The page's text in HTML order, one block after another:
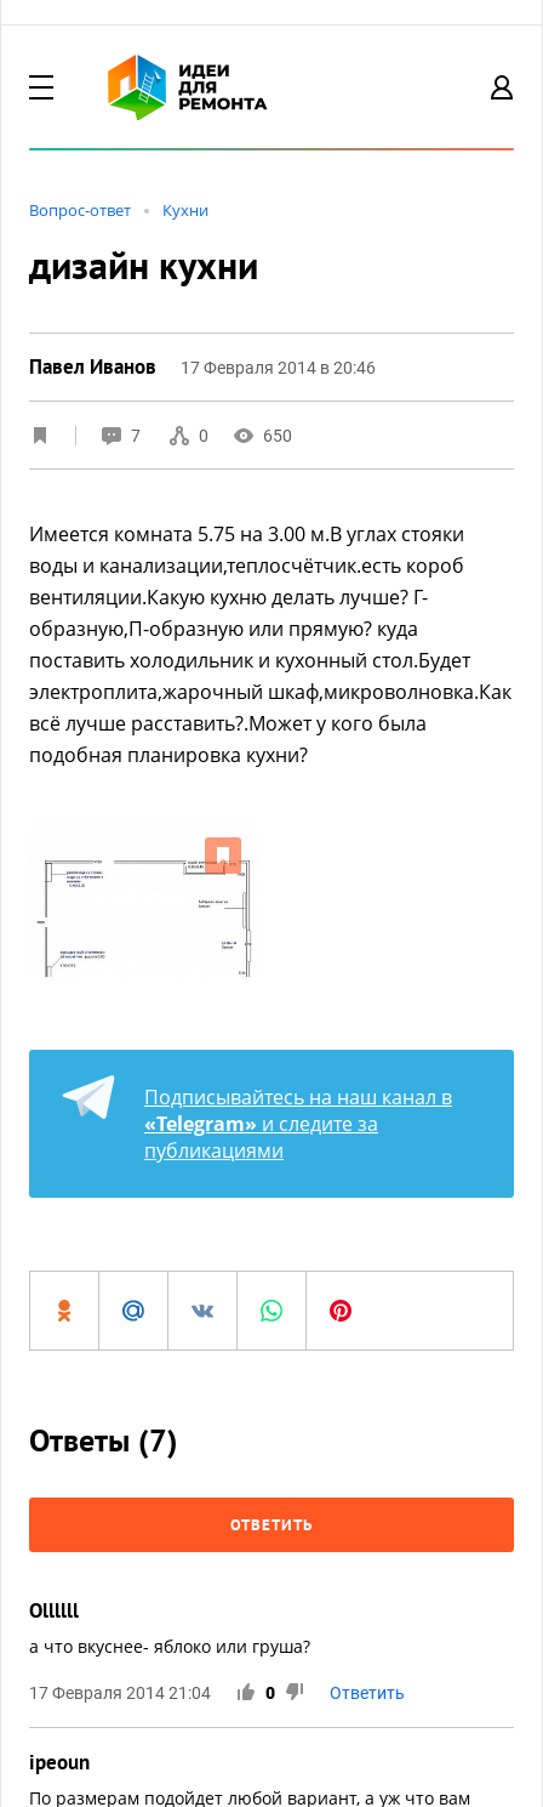
Вопрос-ответ Кухни
дизайн кухни
Павел Иванов 17 Февраля 2014 в 20:46
7 0 650
Имеется комната 5.75 на 3.00 м.В углах стояки
воды и канализации,теплосчётчик.есть короб
вентиляции.Какую кухню делать лучше? Г-
образную,П-образную или прямую? куда
поставить холодильник и кухонный стол.Будет
электроплита,жарочный шкаф,микроволновка.Как
всё лучше расставить?.Может у кого была
подобная планировка кухни?
Подписывайтесь на наш канал в
«Telegram» и следите за
публикациями
Ответы (7)
ОТВЕТИТЬ
Ollllll
а что вкуснее- яблоко или груша?
17 Февраля 2014 21:04 0 Ответить
ipeoun
По размерам подойдет любой вариант, а уж что вам